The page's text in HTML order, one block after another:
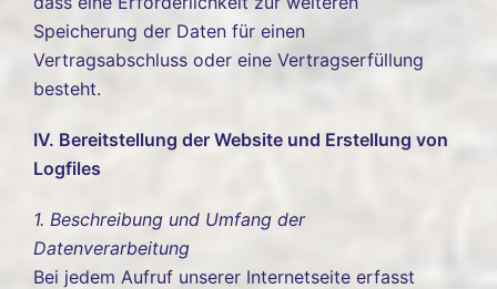
Speicherung der Daten für einen
Vertragsabschluss oder eine Vertragserfüllung
besteht.
IV. Bereitstellung der Website und Erstellung von
Logfiles
1. Beschreibung und Umfang der
Datenverarbeitung
Bei jedem Aufruf unserer Internetseite erfasst